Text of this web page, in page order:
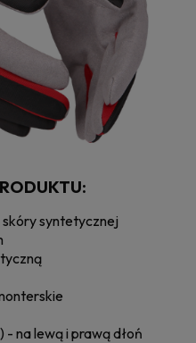
syntetycznej
- na lewą i prawą dłoń